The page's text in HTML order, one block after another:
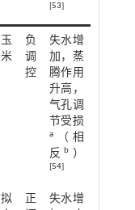
[53]
玉
米
负
调
控
失水增
加，蒸
腾作用
升高，
气孔调
节受损
a（相
反b ）
[54]
拟
正
失水增